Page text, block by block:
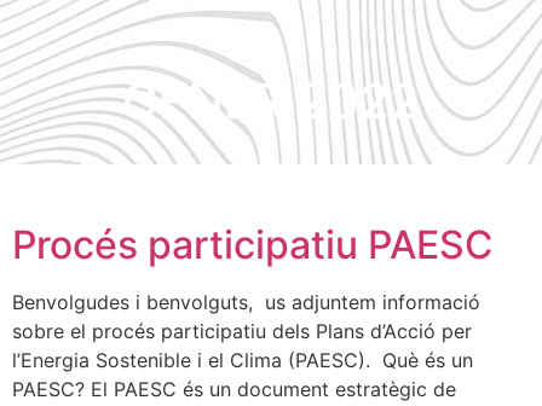
GENER 2022
Procés participatiu PAESC
Benvolgudes i benvolguts, us adjuntem informació
sobre el procés participatiu dels Plans d’Acció per
l’Energia Sostenible i el Clima (PAESC). Què és un
PAESC? El PAESC és un document estratègic de